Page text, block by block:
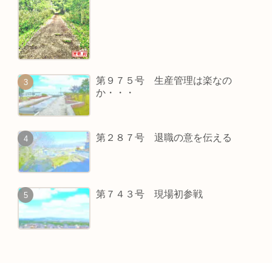
第９７５号 生産管理は楽なの
か・・・
第２８７号 退職の意を伝える
第７４３号 現場初参戦